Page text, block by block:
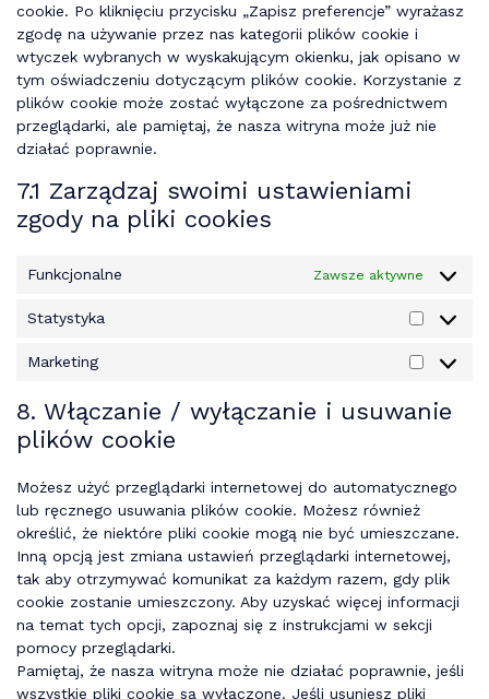
cookie. Po kliknięciu przycisku „Zapisz preferencje” wyrażasz
zgodę na używanie przez nas kategorii plików cookie i
wtyczek wybranych w wyskakującym okienku, jak opisano w
tym oświadczeniu dotyczącym plików cookie. Korzystanie z
plików cookie może zostać wyłączone za pośrednictwem
przeglądarki, ale pamiętaj, że nasza witryna może już nie
działać poprawnie.
7.1 Zarządzaj swoimi ustawieniami
zgody na pliki cookies
Funkcjonalne Zawsze aktywne
Statystyka
Marketing
8. Włączanie / wyłączanie i usuwanie
plików cookie
Możesz użyć przeglądarki internetowej do automatycznego
lub ręcznego usuwania plików cookie. Możesz również
określić, że niektóre pliki cookie mogą nie być umieszczane.
Inną opcją jest zmiana ustawień przeglądarki internetowej,
tak aby otrzymywać komunikat za każdym razem, gdy plik
cookie zostanie umieszczony. Aby uzyskać więcej informacji
na temat tych opcji, zapoznaj się z instrukcjami w sekcji
pomocy przeglądarki.
Pamiętaj, że nasza witryna może nie działać poprawnie, jeśli
wszystkie pliki cookie są wyłączone. Jeśli usuniesz pliki